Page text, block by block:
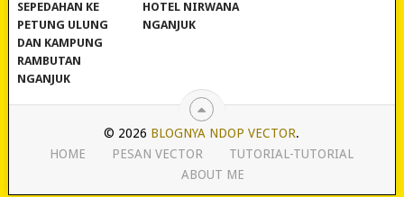
SEPEDAHAN KE
PETUNG ULUNG
DAN KAMPUNG
RAMBUTAN
NGANJUK
HOTEL NIRWANA
NGANJUK
© 2026 BLOGNYA NDOP VECTOR.
HOME
PESAN VECTOR
TUTORIAL-TUTORIAL
ABOUT ME